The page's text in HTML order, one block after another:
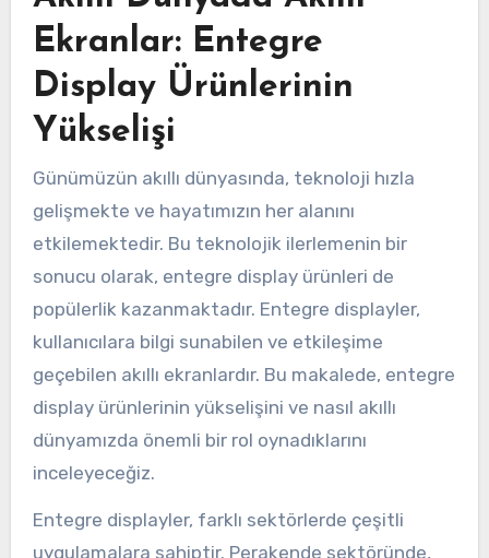
Ekranlar: Entegre
Display Ürünlerinin
Yükselişi
Günümüzün akıllı dünyasında, teknoloji hızla
gelişmekte ve hayatımızın her alanını
etkilemektedir. Bu teknolojik ilerlemenin bir
sonucu olarak, entegre display ürünleri de
popülerlik kazanmaktadır. Entegre displayler,
kullanıcılara bilgi sunabilen ve etkileşime
geçebilen akıllı ekranlardır. Bu makalede, entegre
display ürünlerinin yükselişini ve nasıl akıllı
dünyamızda önemli bir rol oynadıklarını
inceleyeceğiz.
Entegre displayler, farklı sektörlerde çeşitli
uygulamalara sahiptir. Perakende sektöründe,